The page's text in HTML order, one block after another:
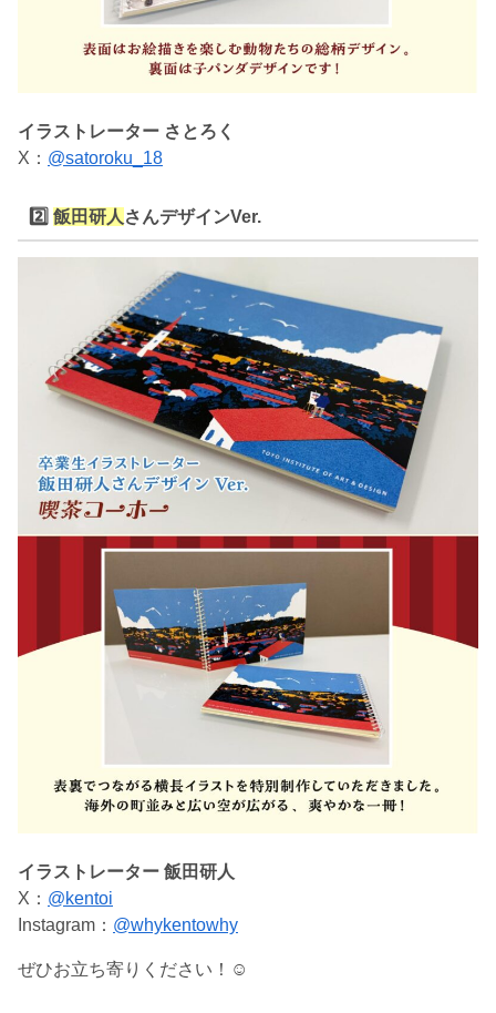
イラストレーター さとろく
X： @satoroku_18
2️⃣ 飯田研人 さんデザインVer.
イラストレーター 飯田研人
X： @kentoi
Instagram： @whykentowhy
ぜひお立ち寄りください！☺️